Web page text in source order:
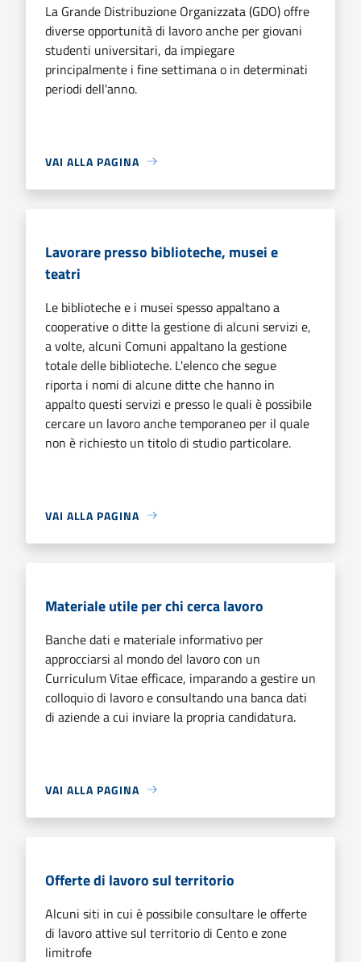
La Grande Distribuzione Organizzata (GDO) offre
diverse opportunità di lavoro anche per giovani
studenti universitari, da impiegare
principalmente i fine settimana o in determinati
periodi dell'anno.
VAI ALLA PAGINA
Lavorare presso biblioteche, musei e
teatri
Le biblioteche e i musei spesso appaltano a
cooperative o ditte la gestione di alcuni servizi e,
a volte, alcuni Comuni appaltano la gestione
totale delle biblioteche. L'elenco che segue
riporta i nomi di alcune ditte che hanno in
appalto questi servizi e presso le quali è possibile
cercare un lavoro anche temporaneo per il quale
non è richiesto un titolo di studio particolare.
VAI ALLA PAGINA
Materiale utile per chi cerca lavoro
Banche dati e materiale informativo per
approcciarsi al mondo del lavoro con un
Curriculum Vitae efficace, imparando a gestire un
colloquio di lavoro e consultando una banca dati
di aziende a cui inviare la propria candidatura.
VAI ALLA PAGINA
Offerte di lavoro sul territorio
Alcuni siti in cui è possibile consultare le offerte
di lavoro attive sul territorio di Cento e zone
limitrofe